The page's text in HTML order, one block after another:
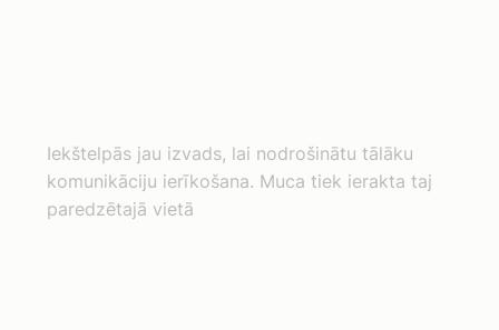
Iekštelpās jau izvads, lai nodrošinātu tālāku
komunikāciju ierīkošana. Muca tiek ierakta taj
paredzētajā vietā